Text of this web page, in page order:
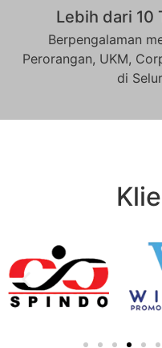
Lebih dari 10
Berpengalaman
Perorangan, UKM,
di